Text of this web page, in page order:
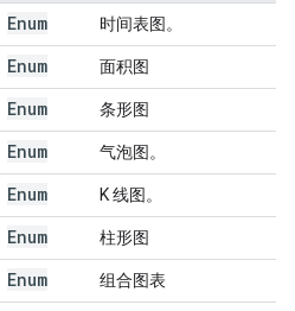
Enum 时间表图。
Enum 面积图
Enum 条形图
Enum 气泡图。
Enum K 线图。
Enum 柱形图
Enum 组合图表